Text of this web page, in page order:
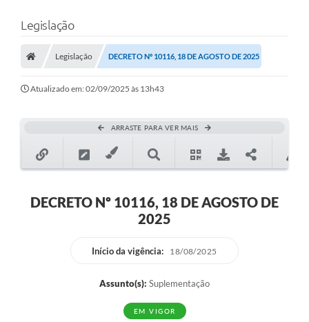
Legislação
Legislação DECRETO Nº 10116, 18 DE AGOSTO DE 2025
Atualizado em: 02/09/2025 às 13h43
ARRASTE PARA VER MAIS
DECRETO Nº 10116, 18 DE AGOSTO DE
2025
Início da vigência: 18/08/2025
Assunto(s): Suplementação
EM VIGOR